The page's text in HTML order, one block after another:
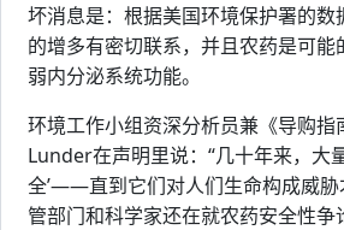
坏消息是：根据美国环境保护署的数
的增多有密切联系，并且农药是可能
弱内分泌系统功能。
环境工作小组资深分析员兼《导购指
Lunder在声明里说：“几十年来，大
全’——直到它们对人们生命构成威胁
管部门和科学家还在就农药安全性